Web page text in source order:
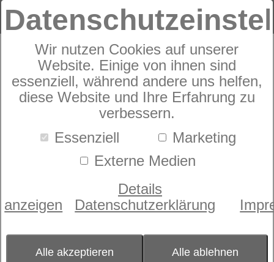
Wir nutzen Cookies auf unserer
Website. Einige von ihnen sind
essenziell, während andere uns helfen,
diese Website und Ihre Erfahrung zu
verbessern.
Essenziell
Marketing
Externe Medien
Details
anzeigen
Datenschutzerklärung
Alle akzeptieren Alle ablehnen
Zudecke
dormabell Daunen Edition WB
1